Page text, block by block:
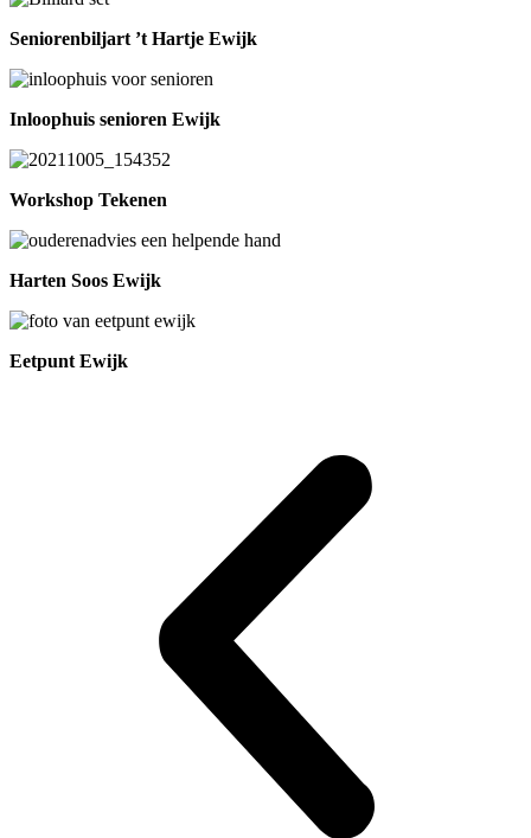
Seniorenbiljart ’t Hartje Ewijk
Inloophuis senioren Ewijk
Workshop Tekenen
Harten Soos Ewijk
Eetpunt Ewijk